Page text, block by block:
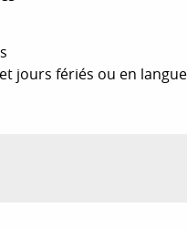
jours fériés ou en